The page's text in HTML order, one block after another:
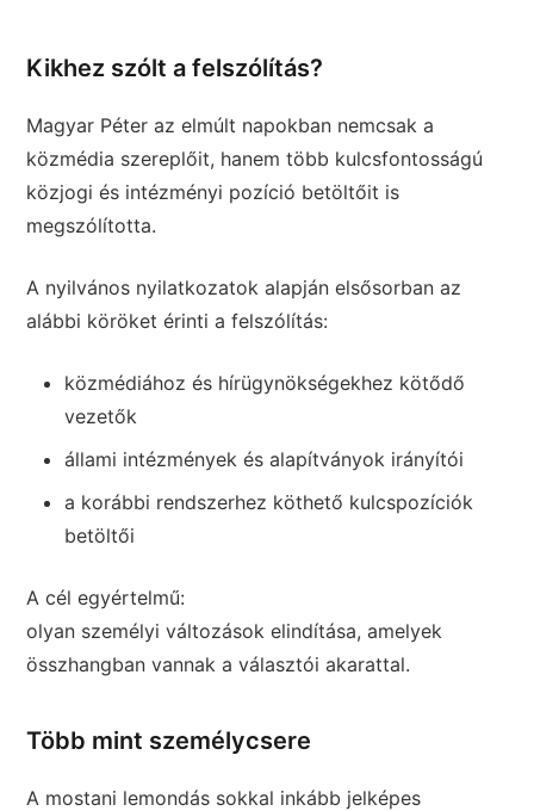
Kikhez szólt a felszólítás?
Magyar Péter az elmúlt napokban nemcsak a
közmédia szereplőit, hanem több kulcsfontosságú
közjogi és intézményi pozíció betöltőit is
megszólította.
A nyilvános nyilatkozatok alapján elsősorban az
alábbi köröket érinti a felszólítás:
közmédiához és hírügynökségekhez kötődő
vezetők
állami intézmények és alapítványok irányítói
a korábbi rendszerhez köthető kulcspozíciók
betöltői
A cél egyértelmű:
olyan személyi változások elindítása, amelyek
összhangban vannak a választói akarattal.
Több mint személycsere
A mostani lemondás sokkal inkább jelképes